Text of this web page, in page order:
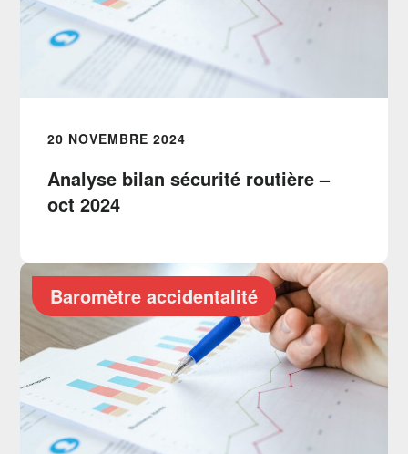
20 NOVEMBRE 2024
Analyse bilan sécurité routière –
oct 2024
Baromètre accidentalité